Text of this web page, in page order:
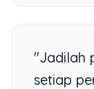
"Jadilah
setiap